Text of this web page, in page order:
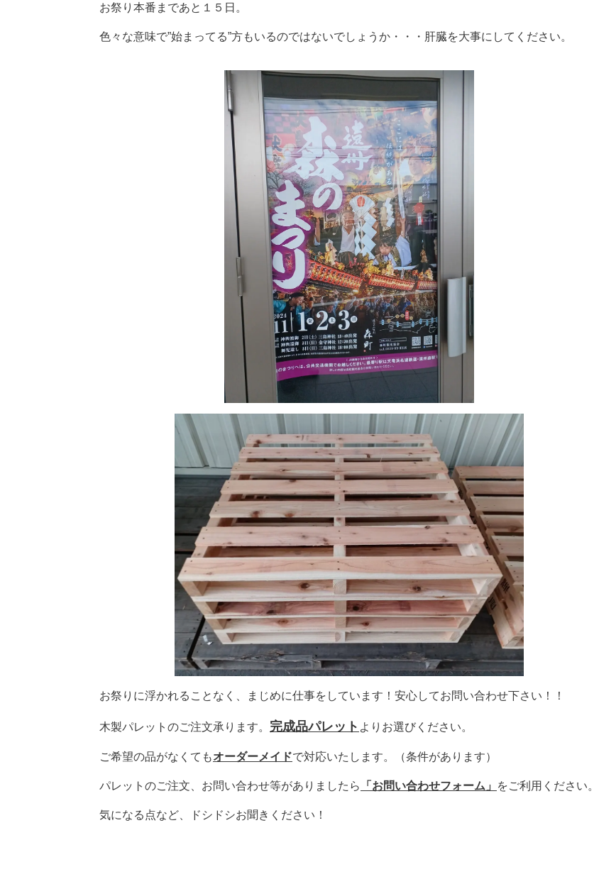
お祭り本番まであと１５日。
色々な意味で”始まってる”方もいるのではないでしょうか・・・肝臓を大事にしてください。
お祭りに浮かれることなく、まじめに仕事をしています！安心してお問い合わせ下さい！！
木製パレットのご注文承ります。 完成品パレット よりお選びください。
ご希望の品がなくてもオーダーメイドで対応いたします。（条件があります）
パレットのご注文、お問い合わせ等がありましたら 「お問い合わせフォーム」 をご利用ください。
気になる点など、ドシドシお聞きください！